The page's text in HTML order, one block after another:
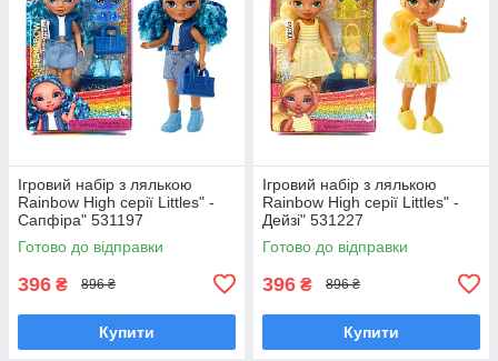
Ігровий набір з лялькою
Rainbow High серії Littles" -
Сапфіра" 531197
Готово до відправки
396 ₴ 896 ₴
Купити
Ігровий набір з лялькою
Rainbow High серії Littles" -
Дейзі" 531227
Готово до відправки
396 ₴ 896 ₴
Купити